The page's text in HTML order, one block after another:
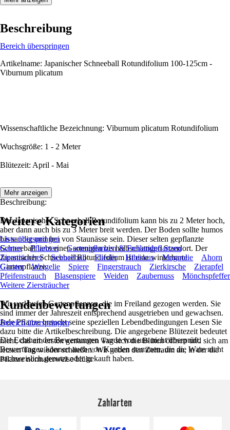
Beschreibung
Bereich überspringen
Artikelname: Japanischer Schneeball Rotundifolium 100-125cm -
Viburnum plicatum
Wissenschaftliche Bezeichnung: Viburnum plicatum Rotundifolium
Wuchsgröße: 1 - 2 Meter
Blütezeit: April - Mai
Beschreibung:
Der Japanischer Schneeball Rotundifolium kann bis zu 2 Meter hoch,
aber dann auch bis zu 3 Meter breit werden. Der Boden sollte humos
bis sandig und frei von Staunässe sein. Dieser selten gepflanzte
Schneeball liebt einen sonnigen bis halbschattigen Standort. Der
Japanischer Schneeball Rotundifolium ist eine winterharte
Gartenpflanze.
Wir verkaufen Gartenpflanzen, die im Freiland gezogen werden. Sie
sind immer der Jahreszeit entsprechend ausgetrieben und gewachsen.
Jede Pflanze braucht seine speziellen Lebendbedingungen Lesen Sie
dazu bitte die Artikelbeschreibung. Die angegebene Blütezeit bedeutet
nicht, das am ersten genannten Tag sich die Blüten öffnen und sich am
letzten Tag wieder schließen. Wir geben den Zeitraum an, in der die
Pflanze normalerweise blüht
Mehr anzeigen
Weitere Kategorien
Liste überspringen
Garten
Pflanzen
Gartenpflanzen & Freilandpflanzen
Ziersträucher
Schneeball Flieder Hibiskus Magnolie
Ahorn
Ginster
Weigelie Spiere Fingerstrauch Zierkirsche
Zierapfel
Pfeifenstrauch
Blasenspiere Weiden Zaubernuss
Mönchspfeffer
Weitere Ziersträucher
Kundenbewertungen
Bereich überspringen
Die Echtheit der Bewertungen wurde von uns nicht überprüft.
Bewertungen können auch von Kunden stammen, die die Ware nicht
nachweislich genutzt oder gekauft haben.
Zahlarten